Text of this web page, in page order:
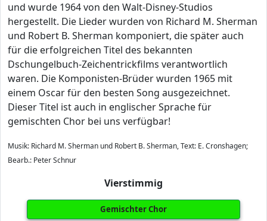
und wurde 1964 von den Walt-Disney-Studios
hergestellt. Die Lieder wurden von Richard M. Sherman
und Robert B. Sherman komponiert, die später auch
für die erfolgreichen Titel des bekannten
Dschungelbuch-Zeichentrickfilms verantwortlich
waren. Die Komponisten-Brüder wurden 1965 mit
einem Oscar für den besten Song ausgezeichnet.
Dieser Titel ist auch in englischer Sprache für
gemischten Chor bei uns verfügbar!
Musik: Richard M. Sherman und Robert B. Sherman, Text: E. Cronshagen;
Bearb.: Peter Schnur
Vierstimmig
Gemischter Chor